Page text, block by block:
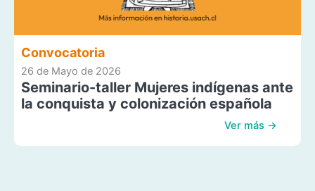
Convocatoria
26 de Mayo de 2026
Seminario-taller Mujeres indígenas ante
la conquista y colonización española
Ver más →